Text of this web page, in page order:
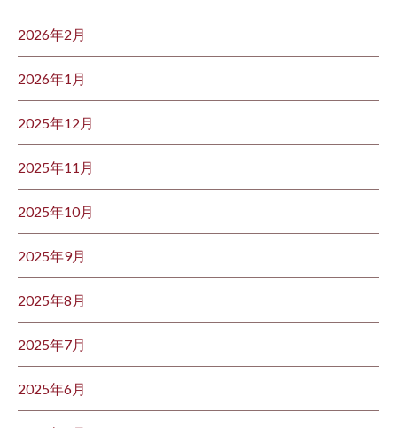
2026年2月
2026年1月
2025年12月
2025年11月
2025年10月
2025年9月
2025年8月
2025年7月
2025年6月